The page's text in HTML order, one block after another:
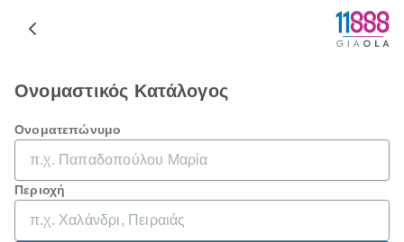
Ονομαστικός Κατάλογος
Ονοματεπώνυμο
Περιοχή